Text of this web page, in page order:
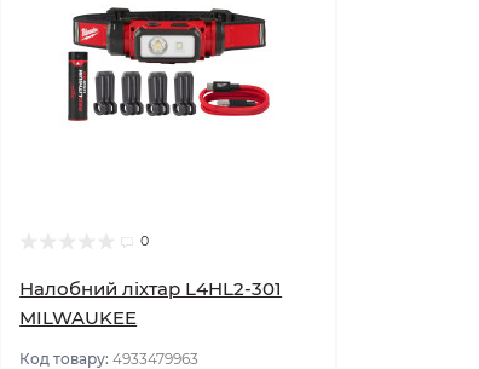
0
Налобний ліхтар L4HL2-301
MILWAUKEE
Код товару:4933479963